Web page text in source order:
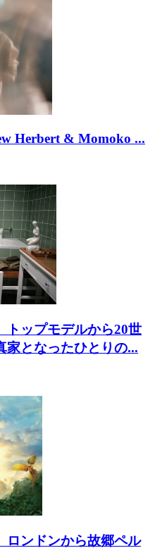
Herbert & Momoko ...
トップモデルから20世
家となったひとりの...
ロンドンから故郷ペル